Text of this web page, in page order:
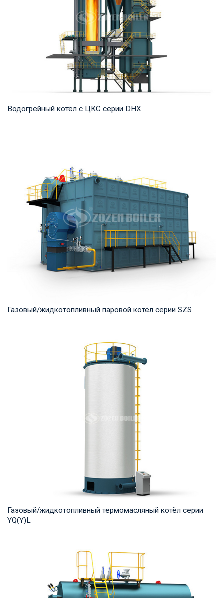
Водогрейный котёл с ЦКС серии DHX
Газовый/жидкотопливный паровой котёл серии SZS
продукта: 10-50 т/ч Температура на выходе...
Газовый/жидкотопливный термомасляный котёл серии
YQ(Y)L
мощность продукта: 7,000-29,000 кВт Температ...